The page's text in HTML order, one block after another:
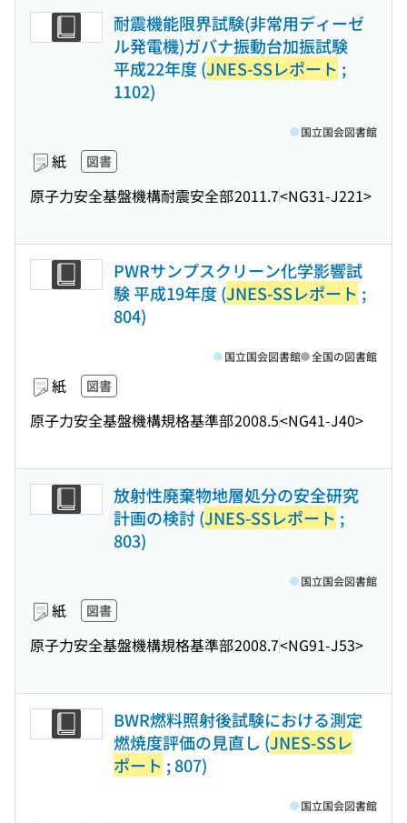
耐震機能限界試験(非常用ディーゼ
ル発電機)ガバナ振動台加振試験
平成22年度 (JNES-SSレポート ;
1102)
紙 図書
原子力安全基盤機構耐震安全部2011.7<NG31-J221>
国立国会図書館
PWRサンプスクリーン化学影響試
験 平成19年度 (JNES-SSレポート ;
804)
紙 図書
原子力安全基盤機構規格基準部2008.5<NG41-J40>
国立国会図書館 全国の図書館
放射性廃棄物地層処分の安全研究
計画の検討 (JNES-SSレポート ;
803)
紙 図書
原子力安全基盤機構規格基準部2008.7<NG91-J53>
国立国会図書館
BWR燃料照射後試験における測定
燃焼度評価の見直し (JNES-SSレ
ポート ; 807)
国立国会図書館